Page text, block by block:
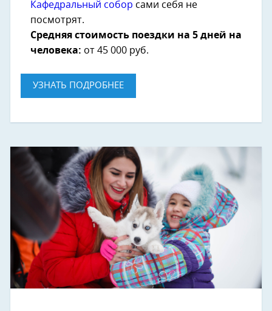
Кафедральный собор сами себя не
посмотрят.
Средняя стоимость поездки на 5 дней на
человека: от 45 000 руб.
УЗНАТЬ ПОДРОБНЕЕ